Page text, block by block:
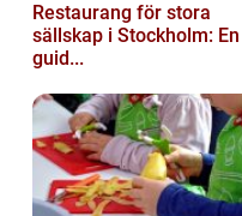
Restaurang för stora
sällskap i Stockholm: En
guid...